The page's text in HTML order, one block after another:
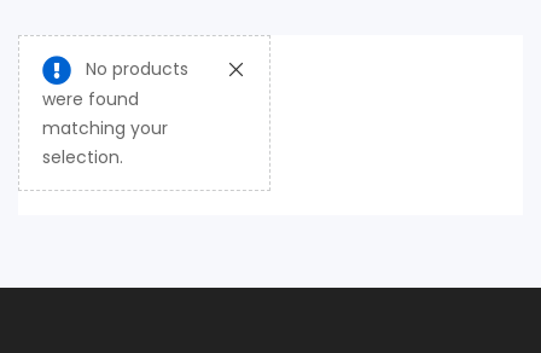
No products
were found
matching your
selection.